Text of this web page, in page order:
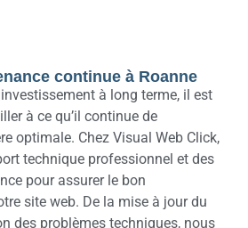
continue à Roanne
à long terme, il est
à ce qu’il continue de
optimale. Chez Visual Web Click,
technique professionnel et des
pour assurer le bon
site web. De la mise à jour du
des problèmes techniques, nous